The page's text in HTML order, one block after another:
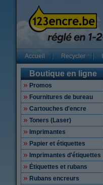
Accueil Recycler
Boutique en ligne
Promos
Fournitures de bureau
Cartouches d'encre
Toners (Laser)
Imprimantes
Papier et étiquettes
Imprimantes d'étiquettes
Étiquettes et rubans
Rubans encreurs